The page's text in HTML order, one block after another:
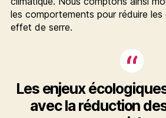
les comportements pour réduire
effet de serre.
Les enjeux
avec la réduction